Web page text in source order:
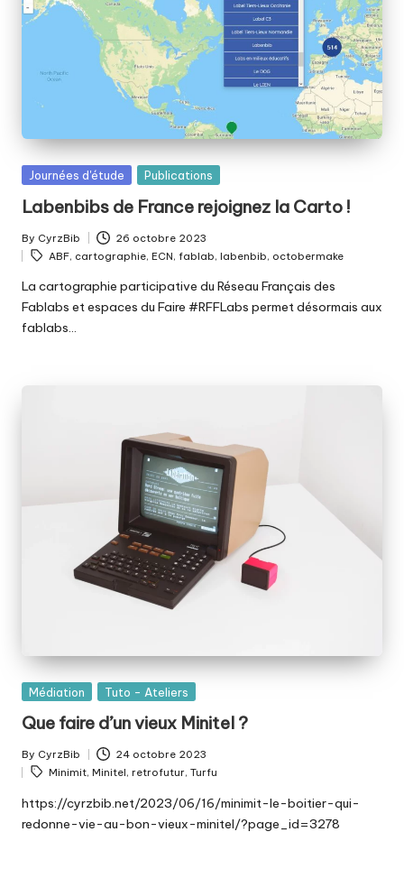
b
fabriquer
ensemble
Posted
Journées d'étude Publications
Labenbibs de France rejoignez la Carto !
Posted
by
By CyrzBib 26 octobre 2023
Tags:
ABF, cartographie, ECN, fablab, labenbib, octobermake
La cartographie participative du Réseau Français des
Fablabs et espaces du Faire #RFFLabs permet désormais aux
fablabs…
Posted
Médiation Tuto - Ateliers
Que faire d’un vieux Minitel ?
Posted
by
By CyrzBib 24 octobre 2023
Tags:
Minimit, Minitel, retrofutur, Turfu
https://cyrzbib.net/2023/06/16/minimit-le-boitier-qui-
redonne-vie-au-bon-vieux-minitel/?page_id=3278